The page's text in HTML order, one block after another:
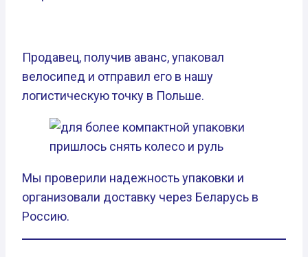
Продавец, получив аванс, упаковал
велосипед и отправил его в нашу
логистическую точку в Польше.
Мы проверили надежность упаковки и
организовали доставку через Беларусь в
Россию.